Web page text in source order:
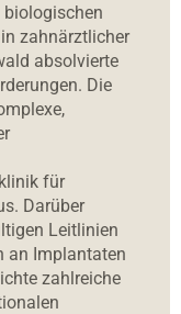
biologischen
zahnärztlicher
absolvierte
Die
für
Darüber
Leitlinien
an Implantaten
zahlreiche